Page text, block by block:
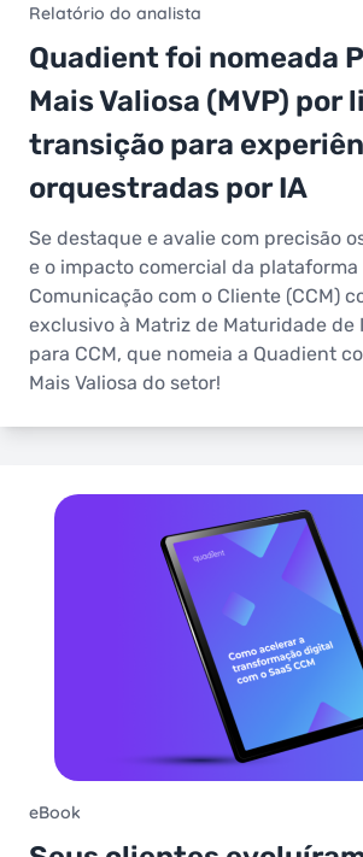
Relatório do analista
Quadient foi nomeada
Mais Valiosa (MVP) por
transição para
orquestradas por IA
Se destaque e avalie com precisão
e o impacto comercial da plataforma
Comunicação com o Cliente (CCM)
exclusivo à Matriz de Maturidade de
para CCM, que nomeia a Quadient
Mais Valiosa do setor!
eBook